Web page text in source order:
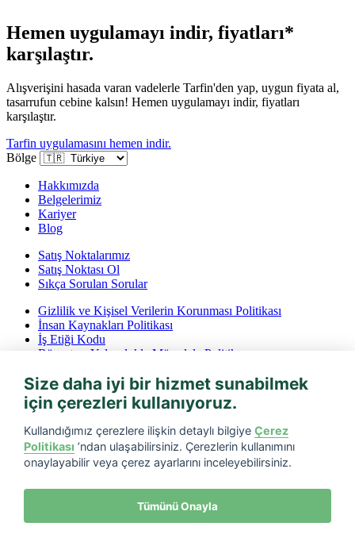
Hemen uygulamayı indir, fiyatları*
karşılaştır.
Alışverişini hasada varan vadelerle Tarfin'den yap, uygun fiyata al,
tasarrufun cebine kalsın! Hemen uygulamayı indir, fiyatları
karşılaştır.
Tarfin uygulamasını hemen indir.
Bölge
Hakkımızda
Belgelerimiz
Kariyer
Blog
Satış Noktalarımız
Satış Noktası Ol
Sıkça Sorulan Sorular
Gizlilik ve Kişisel Verilerin Korunması Politikası
İnsan Kaynakları Politikası
İş Etiği Kodu
Rüşvet ve Yolsuzlukla Mücadele Politikası
Bilgi Toplumu Hizmetleri
Tarfin mobil’i indirin
Size daha iyi bir hizmet sunabilmek
için çerezleri kullanıyoruz.
Kullandığımız çerezlere ilişkin detaylı bilgiye Çerez
Politikası ’ndan ulaşabilirsiniz. Çerezlerin kullanımını
onaylayabilir veya çerez ayarlarını inceleyebilirsiniz.
Tümünü Onayla